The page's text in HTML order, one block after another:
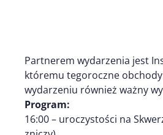
Partnerem wydarzenia jest
któremu tegoroczne
wydarzeniu również ważny
Program:
16:00 – uroczystości na